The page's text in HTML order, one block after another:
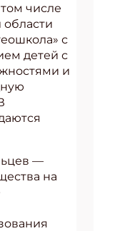
числе
с
детей с
и
—
на